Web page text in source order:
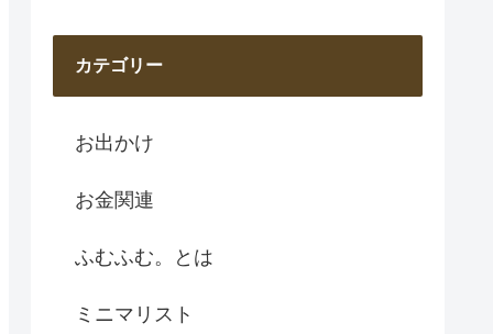
カテゴリー
お出かけ
お金関連
ふむふむ。とは
ミニマリスト